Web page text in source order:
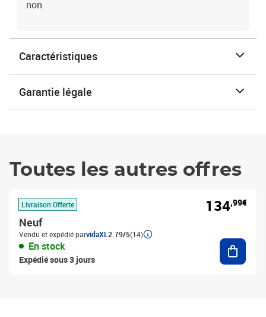
non
Caractéristiques
Garantie légale
Toutes les autres offres
Livraison Offerte
Neuf
Vendu et expédié parvidaXL 2.79/5(14)
En stock
Expédié sous 3 jours
134,99€